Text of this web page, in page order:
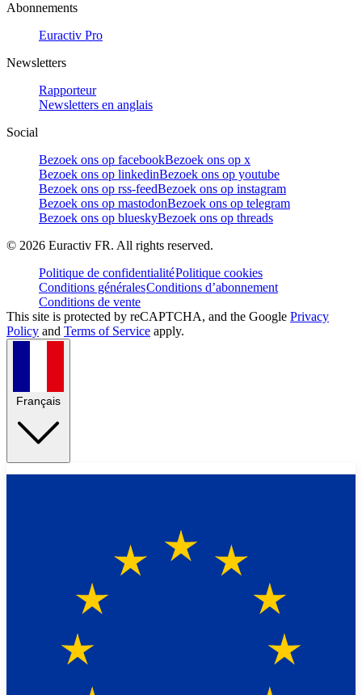
Abonnements
Euractiv Pro
Newsletters
Rapporteur
Newsletters en anglais
Social
Bezoek ons op facebookBezoek ons op x
Bezoek ons op linkedinBezoek ons op youtube
Bezoek ons op rss-feedBezoek ons op instagram
Bezoek ons op mastodonBezoek ons op telegram
Bezoek ons op blueskyBezoek ons op threads
© 2026 Euractiv FR. All rights reserved.
Politique de confidentialitéPolitique cookies
Conditions généralesConditions d’abonnement
Conditions de vente
This site is protected by reCAPTCHA, and the Google Privacy
Policy and Terms of Service apply.
Français